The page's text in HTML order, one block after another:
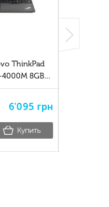
ThinkPad
8GB
6'095 грн
Купить